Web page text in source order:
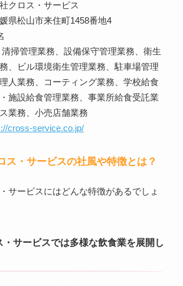
クロス・サービス
県松山市来住町1458番地4
掃管理業務、設備保守管理業務、衛生
、ビル環境衛生管理業務、駐車場管理
人業務、コーティング業務、学校給食
施設給食管理業務、事業所給食受託業
業務、小売店舗業務
cross-service.co.jp/
ス・サービスの社風や特徴とは？
サービスにはどんな特徴があるでしょ
・サービスでは多様な飲食業を展開し